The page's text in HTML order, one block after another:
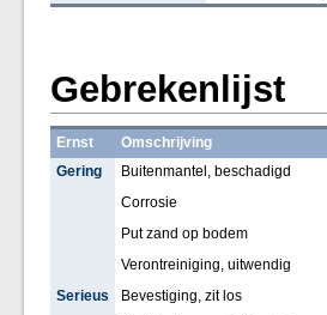
Gebrekenlijst
Ernst
Omschrijving
Gering
Buitenmantel, beschadigd
Corrosie
Put zand op bodem
Verontreiniging, uitwendig
Serieus
Bevestiging, zit los